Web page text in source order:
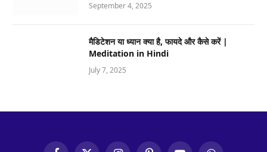
September 4, 2025
मैडिटेशन या ध्यान क्या है, फायदे और कैसे करें |
Meditation in Hindi
July 7, 2025